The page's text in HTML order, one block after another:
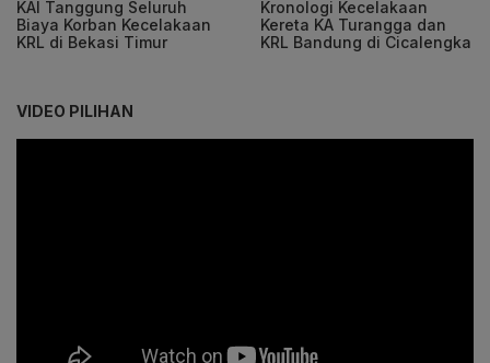
KAI Tanggung Seluruh
Biaya Korban Kecelakaan
KRL di Bekasi Timur
Kronologi Kecelakaan
Kereta KA Turangga dan
KRL Bandung di Cicalengka
VIDEO PILIHAN